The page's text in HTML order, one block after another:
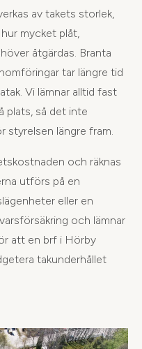
av takets storlek,
mycket plåt,
åtgärdas. Branta
tar längre tid
Vi lämnar alltid fast
plats, så det inte
styrelsen längre fram.
och räknas
utförs på en
eller en
och lämnar
att en brf i Hörby
takunderhållet